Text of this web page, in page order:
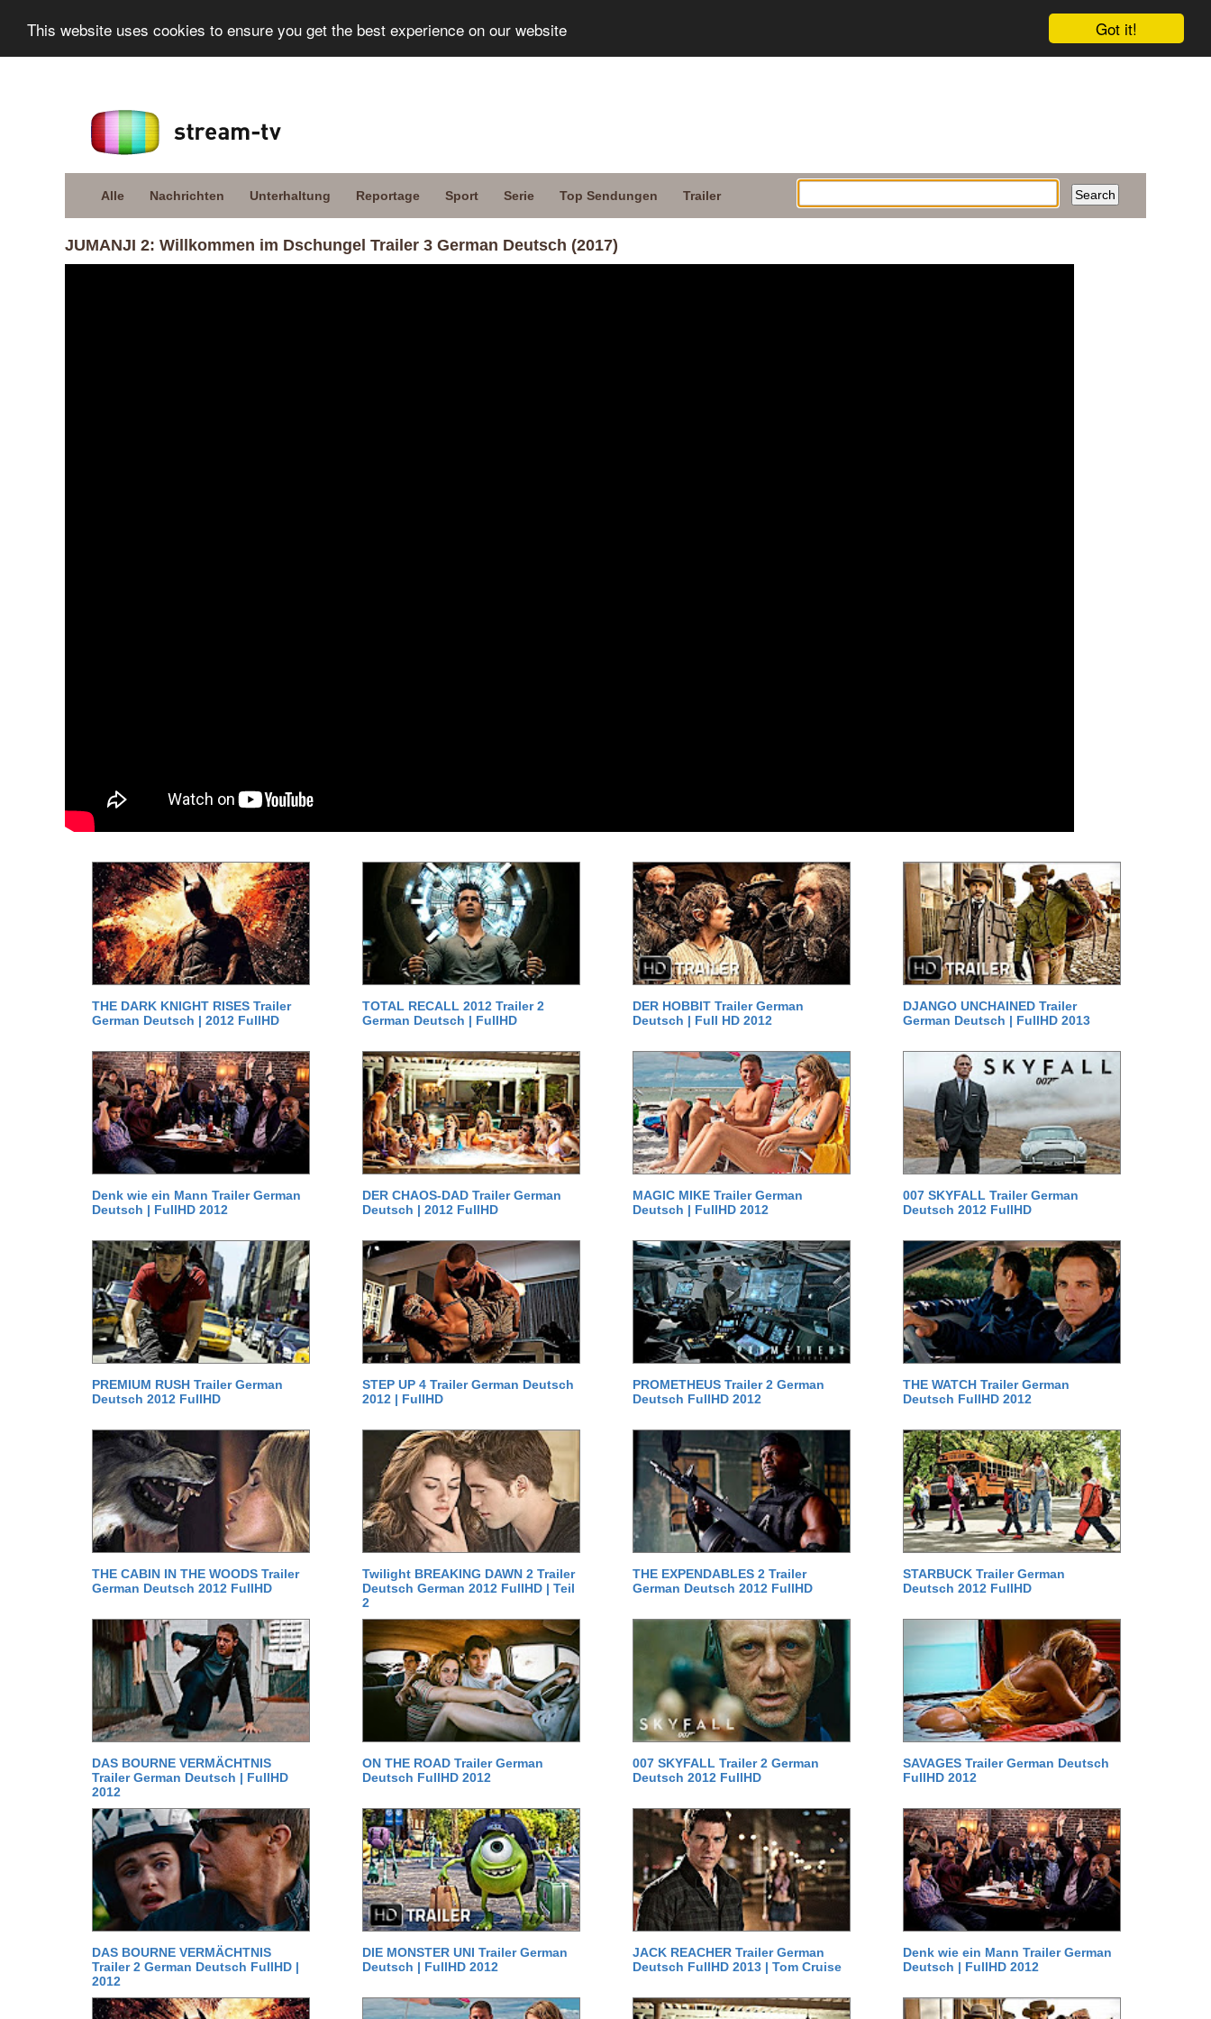
Got it!
This website uses cookies to ensure you get the best experience on our website
Alle Nachrichten Unterhaltung Reportage Sport Serie Top Sendungen Trailer
JUMANJI 2: Willkommen im Dschungel Trailer 3 German Deutsch (2017)
THE DARK KNIGHT RISES Trailer
German Deutsch | 2012 FullHD
TOTAL RECALL 2012 Trailer 2
German Deutsch | FullHD
DER HOBBIT Trailer German
Deutsch | Full HD 2012
DJANGO UNCHAINED Trailer
German Deutsch | FullHD 2013
Denk wie ein Mann Trailer German
Deutsch | FullHD 2012
DER CHAOS-DAD Trailer German
Deutsch | 2012 FullHD
MAGIC MIKE Trailer German
Deutsch | FullHD 2012
007 SKYFALL Trailer German
Deutsch 2012 FullHD
PREMIUM RUSH Trailer German
Deutsch 2012 FullHD
STEP UP 4 Trailer German Deutsch
2012 | FullHD
PROMETHEUS Trailer 2 German
Deutsch FullHD 2012
THE WATCH Trailer German
Deutsch FullHD 2012
THE CABIN IN THE WOODS Trailer
German Deutsch 2012 FullHD
Twilight BREAKING DAWN 2 Trailer
Deutsch German 2012 FullHD | Teil
2
THE EXPENDABLES 2 Trailer
German Deutsch 2012 FullHD
STARBUCK Trailer German
Deutsch 2012 FullHD
DAS BOURNE VERMÄCHTNIS
Trailer German Deutsch | FullHD
2012
ON THE ROAD Trailer German
Deutsch FullHD 2012
007 SKYFALL Trailer 2 German
Deutsch 2012 FullHD
SAVAGES Trailer German Deutsch
FullHD 2012
DAS BOURNE VERMÄCHTNIS
Trailer 2 German Deutsch FullHD |
2012
DIE MONSTER UNI Trailer German
Deutsch | FullHD 2012
JACK REACHER Trailer German
Deutsch FullHD 2013 | Tom Cruise
Denk wie ein Mann Trailer German
Deutsch | FullHD 2012